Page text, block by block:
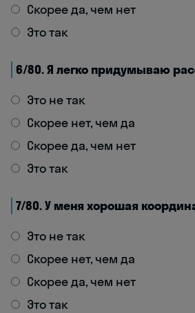
Скорее да, чем нет
Это так
6/80. Я легко придумываю
Это не так
Скорее нет, чем да
Скорее да, чем нет
Это так
7/80. У меня хорошая
Это не так
Скорее нет, чем да
Скорее да, чем нет
Это так